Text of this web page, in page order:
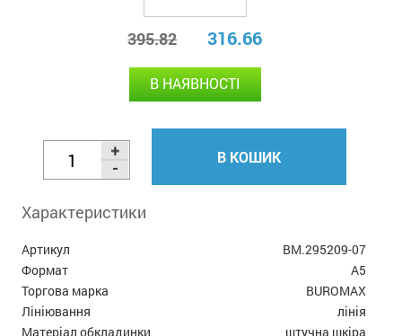
395.82 316.66
В НАЯВНОСТІ
В КОШИК
Характеристики
Артикул
BM.295209-07
Формат
А5
Торгова марка
BUROMAX
Лініювання
лінія
Матеріал обкладинки
штучна шкіра